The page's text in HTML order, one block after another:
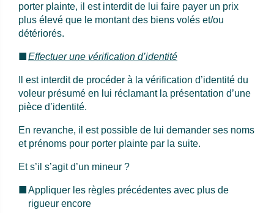
porter plainte, il est interdit de lui faire payer un prix
plus élevé que le montant des biens volés et/ou
détériorés.
Effectuer une vérification d’identité
Il est interdit de procéder à la vérification d’identité du
voleur présumé en lui réclamant la présentation d’une
pièce d’identité.
En revanche, il est possible de lui demander ses noms
et prénoms pour porter plainte par la suite.
Et s’il s’agit d’un mineur ?
Appliquer les règles précédentes avec plus de
rigueur encore